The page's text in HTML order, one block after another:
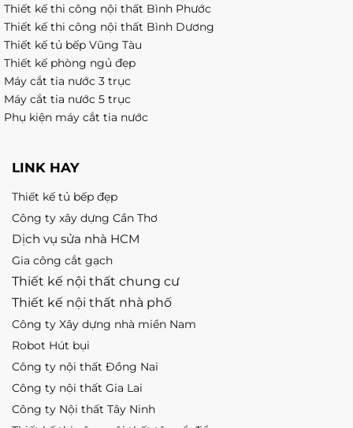
Thiết kế thi công nội thất Bình Phước
Thiết kế thi công nội thất Bình Dương
Thiết kế tủ bếp Vũng Tàu
Thiết kế phòng ngủ đẹp
Máy cắt tia nước 3 trục
Máy cắt tia nước 5 trục
Phụ kiện máy cắt tia nước
LINK HAY
Thiết kế tủ bếp đẹp
Công ty xây dựng Cần Thơ
Dịch vụ sửa nhà HCM
Gia công cắt gạch
Thiết kế nội thất chung cư
Thiết kế nội thất nhà phố
Công ty Xây dựng nhà miền Nam
Robot Hút bụi
Công ty nội thất Đồng Nai
Công ty nội thất Gia Lai
Công ty Nội thất Tây Ninh